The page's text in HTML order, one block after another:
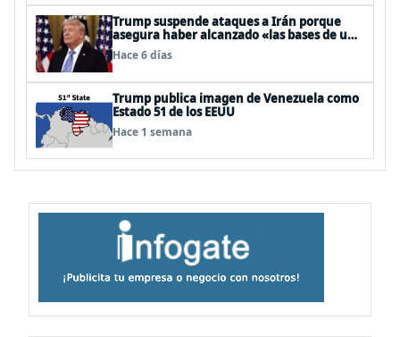
Trump suspende ataques a Irán porque
asegura haber alcanzado «las bases de un
acuerdo»
Hace 6 días
Trump publica imagen de Venezuela como
Estado 51 de los EEUU
Hace 1 semana